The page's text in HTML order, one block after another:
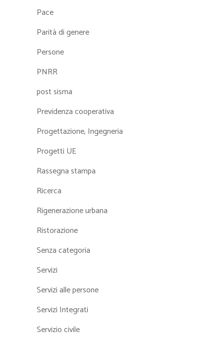
Pace
Parità di genere
Persone
PNRR
post sisma
Previdenza cooperativa
Progettazione, Ingegneria
Progetti UE
Rassegna stampa
Ricerca
Rigenerazione urbana
Ristorazione
Senza categoria
Servizi
Servizi alle persone
Servizi Integrati
Servizio civile